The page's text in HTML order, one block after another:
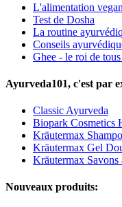
L'alimentation
Test de Dosha
La routine
Conseils
Ghee - le roi de
Ayurveda101, c'est par
Classic Ayurveda
Biopark Cosmetics
Kräutermax
Kräutermax Gel
Kräutermax
Nouveaux produits: